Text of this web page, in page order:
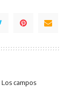
Los campos